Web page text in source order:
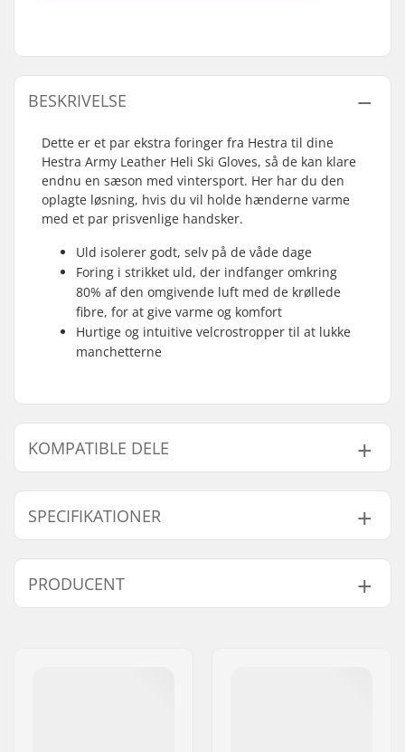
BESKRIVELSE
Dette er et par ekstra foringer fra Hestra til dine
Hestra Army Leather Heli Ski Gloves, så de kan klare
endnu en sæson med vintersport. Her har du den
oplagte løsning, hvis du vil holde hænderne varme
med et par prisvenlige handsker.
Uld isolerer godt, selv på de våde dage
Foring i strikket uld, der indfanger omkring
80% af den omgivende luft med de krøllede
fibre, for at give varme og komfort
Hurtige og intuitive velcrostropper til at lukke
manchetterne
KOMPATIBLE DELE
Find produkter, som er kompatible med Hestra Heli
Ski 5 Finger Wool Liner:
SPECIFIKATIONER
Form:
5 fingre
Liner/foring:
Lukning/manchetter:
Velcro
PRODUCENT